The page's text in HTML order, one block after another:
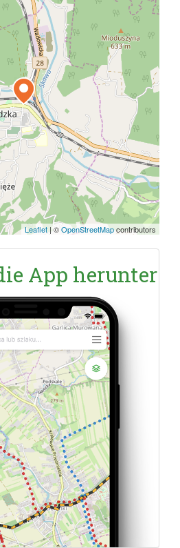
Leaflet | ©OpenStreetMapcontributors
App herunter